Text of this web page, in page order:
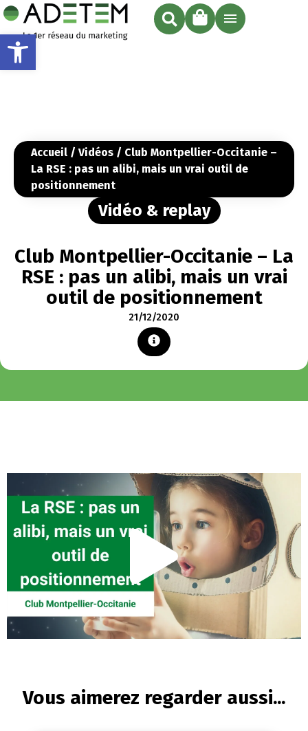
Ouvrir la barre d’outils
Accueil / Vidéos / Club Montpellier-Occitanie –
La RSE : pas un alibi, mais un vrai outil de
positionnement
Vidéo & replay
Club Montpellier-Occitanie – La
RSE : pas un alibi, mais un vrai
outil de positionnement
21/12/2020
Vous aimerez regarder aussi...